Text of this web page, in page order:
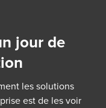
jour de
les solutions
est de les voir